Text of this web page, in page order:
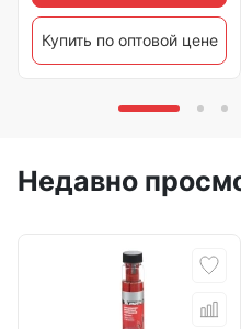
Купить по оптовой цене
Недавно